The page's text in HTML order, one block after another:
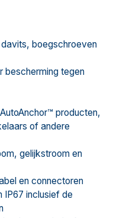
boegschroeven
bescherming tegen
producten,
of andere
gelijkstroom en
en connectoren
IP67 inclusief de